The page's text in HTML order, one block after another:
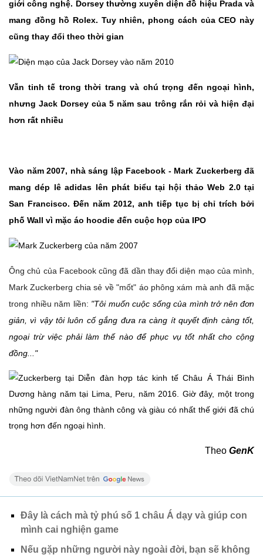
giới công nghệ. Dorsey thường xuyên diện đồ hiệu Prada và
mang đồng hồ Rolex. Tuy nhiên, phong cách của CEO này
cũng thay đổi theo thời gian
Vẫn tinh tế trong thời trang và chú trọng đến ngoại hình,
nhưng Jack Dorsey của 5 năm sau trông rắn rỏi và hiện đại
hơn rất nhiều
Vào năm 2007, nhà sáng lập Facebook - Mark Zuckerberg đã
mang dép lê adidas lên phát biểu tại hội thảo Web 2.0 tại
San Francisco. Đến năm 2012, anh tiếp tục bị chỉ trích bởi
phố Wall vì mặc áo hoodie đến cuộc họp của IPO
Ông chủ của Facebook cũng đã dần thay đổi diện mạo của mình,
Mark Zuckerberg chia sẻ về "mốt" áo phông xám mà anh đã mặc
trong nhiều năm liền: "Tôi muốn cuộc sống của mình trở nên đơn
giản, vì vậy tôi luôn cố gắng đưa ra càng ít quyết định càng tốt,
ngoại trừ việc phải làm thế nào để phục vụ tốt nhất cho cộng
đồng..."
Theo GenK
Đây là cách mà tỷ phú số 1 châu Á dạy và giúp con
mình cai nghiện game
Nếu gặp những người này ngoài đời, bạn sẽ không